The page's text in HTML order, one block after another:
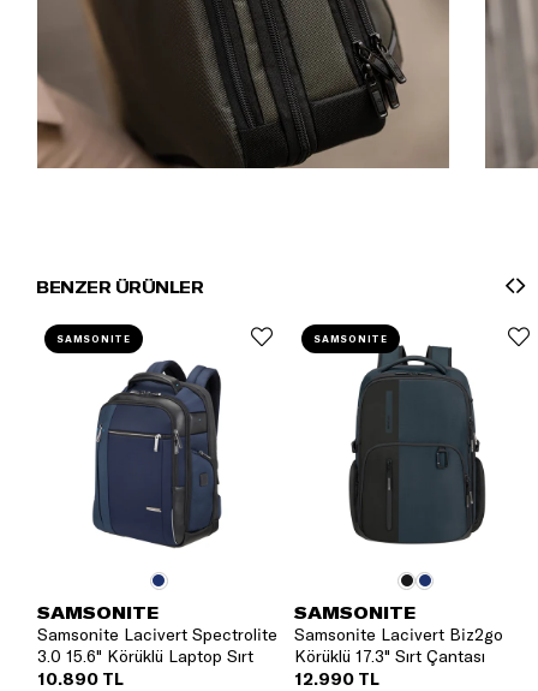
BENZER ÜRÜNLER
SAMSONITE
Samsonite Lacivert Spectrolite
3.0 15.6" Körüklü Laptop Sırt
Çantası
10.890 TL
SAMSONITE
SAMSONITE
Samsonite Lacivert Biz2go
Körüklü 17.3" Sırt Çantası
12.990 TL
SAMSONITE